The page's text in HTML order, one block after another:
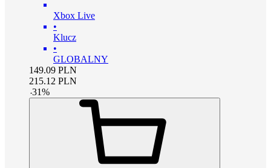
Xbox Live
•
Klucz
•
GLOBALNY
149.09 PLN
215.12 PLN
-31%